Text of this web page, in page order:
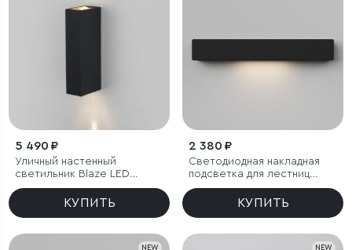
5 490 ₽
Уличный настенный
светильник Blaze LED
3000K черный IP65
КУПИТЬ
2 380 ₽
Светодиодная накладная
подсветка для лестниц
40163/LED 3000К черный
КУПИТЬ
NEW NEW